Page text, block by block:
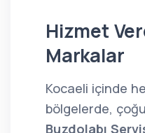
Hizmet
Markalar
Kocaeli içinde
bölgelerde,
Buzdolabı